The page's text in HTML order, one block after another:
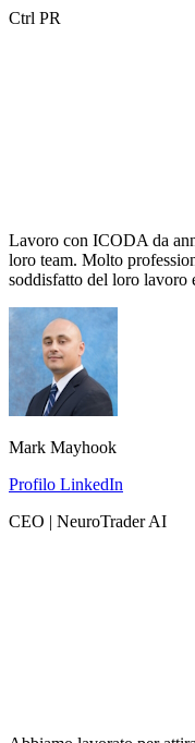
Ctrl PR
Lavoro con ICODA da
loro team. Molto
soddisfatto del loro lavoro
Mark Mayhook
Profilo LinkedIn
CEO | NeuroTrader AI